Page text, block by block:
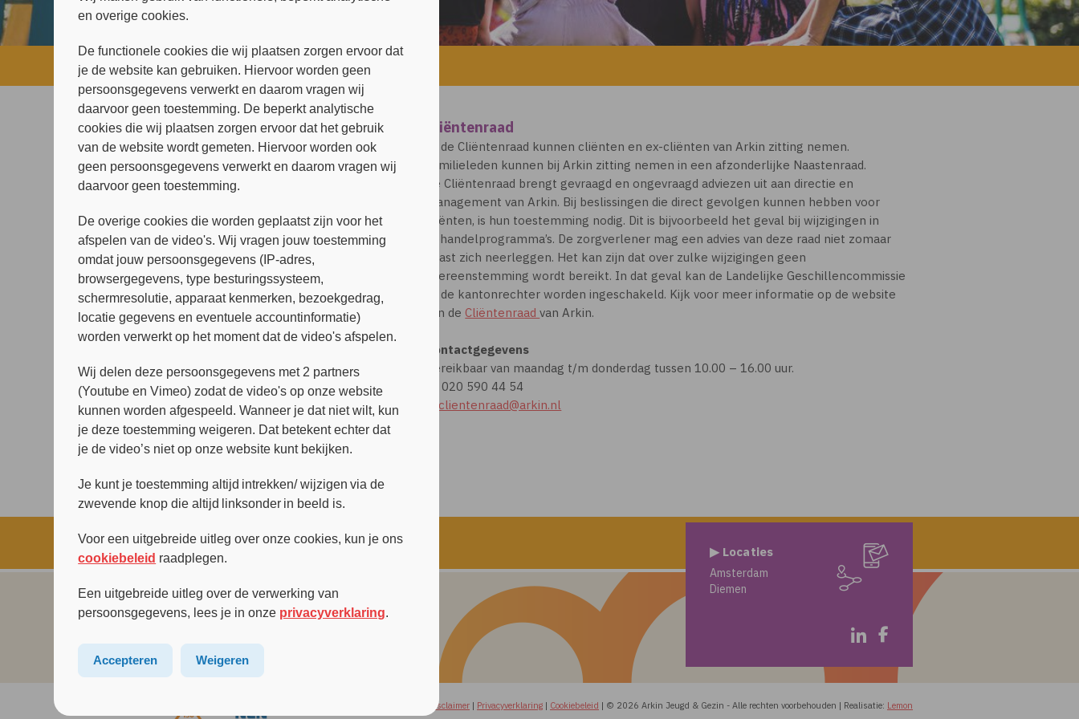
Home»Over ons»Cliëntenraad
Arkin in beeld
Cliëntenraad
Klachten en suggesties
Minddistrict
Kwaliteit van zorg
Missie & Visie
Rechten en plichten
Arkin Rustpunt
Werken en leren bij Arkin Jeugd
& Gezin
Wetenschappelijk onderzoek
Cliëntenraad
In de Cliëntenraad kunnen cliënten en ex-cliënten van Arkin zitting nemen.
Familieleden kunnen bij Arkin zitting nemen in een afzonderlijke Naastenraad.
De Cliëntenraad brengt gevraagd en ongevraagd adviezen uit aan directie en
management van Arkin. Bij beslissingen die direct gevolgen kunnen hebben voor
cliënten, is hun toestemming nodig. Dit is bijvoorbeeld het geval bij wijzigingen in
behandelprogramma’s. De zorgverlener mag een advies van deze raad niet zomaar
naast zich neerleggen. Het kan zijn dat over zulke wijzigingen geen
overeenstemming wordt bereikt. In dat geval kan de Landelijke Geschillencommissie
of de kantonrechter worden ingeschakeld. Kijk voor meer informatie op de website
van de Cliëntenraadvan Arkin.
Contactgegevens
Bereikbaar van maandag t/m donderdag tussen 10.00 – 16.00 uur.
T. 020 590 44 54
clientenraad@arkin.nl
▶ Locaties
Amsterdam
Diemen
Disclaimer | Privacyverklaring | Cookiebeleid | © 2026 Arkin Jeugd & Gezin - Alle rechten voorbehouden | Realisatie: Lemon
en overige cookies.
De functionele cookies die wij plaatsen zorgen ervoor dat
je de website kan gebruiken. Hiervoor worden geen
persoonsgegevens verwerkt en daarom vragen wij
daarvoor geen toestemming. De beperkt analytische
cookies die wij plaatsen zorgen ervoor dat het gebruik
van de website wordt gemeten. Hiervoor worden ook
geen persoonsgegevens verwerkt en daarom vragen wij
daarvoor geen toestemming.
De overige cookies die worden geplaatst zijn voor het
afspelen van de video's. Wij vragen jouw toestemming
omdat jouw persoonsgegevens (IP-adres,
browsergegevens, type besturingssysteem,
schermresolutie, apparaat kenmerken, bezoekgedrag,
locatie gegevens en eventuele accountinformatie)
worden verwerkt op het moment dat de video's afspelen.
Wij delen deze persoonsgegevens met 2 partners
(Youtube en Vimeo) zodat de video's op onze website
kunnen worden afgespeeld. Wanneer je dat niet wilt, kun
je deze toestemming weigeren. Dat betekent echter dat
je de video’s niet op onze website kunt bekijken.
Je kunt je toestemming altijd intrekken/ wijzigen via de
zwevende knop die altijd linksonder in beeld is.
Voor een uitgebreide uitleg over onze cookies, kun je ons
cookiebeleid raadplegen.
Een uitgebreide uitleg over de verwerking van
persoonsgegevens, lees je in onze privacyverklaring.
Accepteren Weigeren